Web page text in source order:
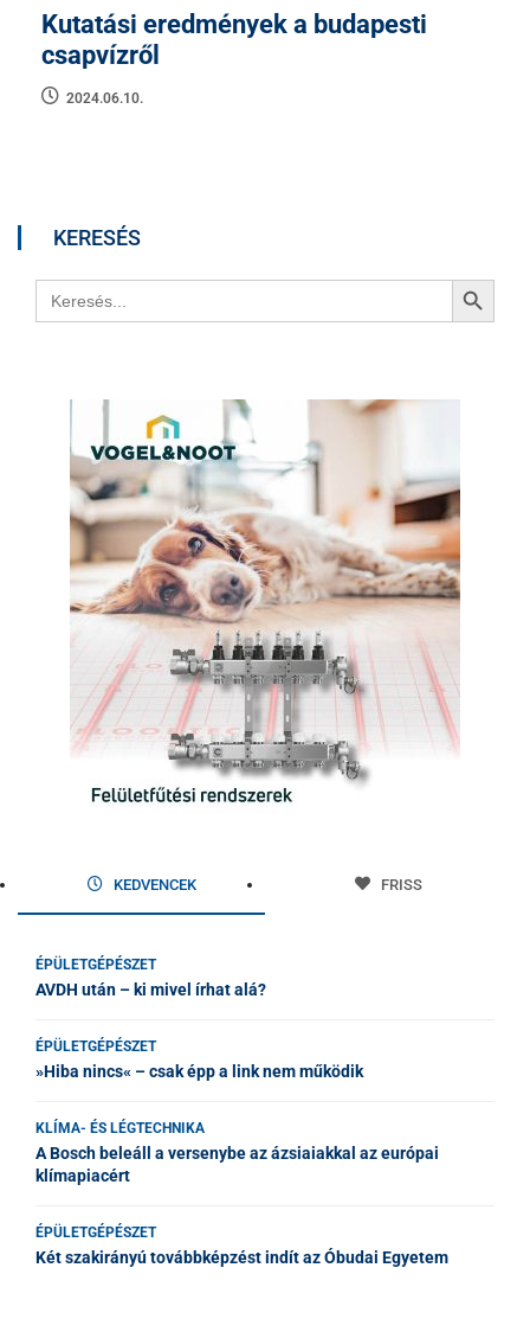
Kutatási eredmények a budapesti
csapvízről
2024.06.10.
KERESÉS
Search
for:
Search Button
KEDVENCEK FRISS
ÉPÜLETGÉPÉSZET
AVDH után – ki mivel írhat alá?
ÉPÜLETGÉPÉSZET
»Hiba nincs« – csak épp a link nem működik
KLÍMA- ÉS LÉGTECHNIKA
A Bosch beleáll a versenybe az ázsiaiakkal az európai
klímapiacért
ÉPÜLETGÉPÉSZET
Két szakirányú továbbképzést indít az Óbudai Egyetem